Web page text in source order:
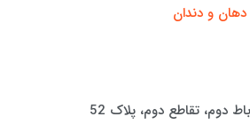
و دندان
دوم، تقاطع دوم، پلاک 52